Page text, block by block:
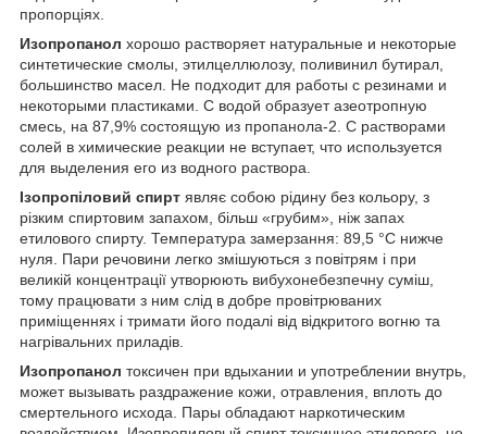
пропорціях.
Изопропанол хорошо растворяет натуральные и некоторые
синтетические смолы, этилцеллюлозу, поливинил бутирал,
большинство масел. Не подходит для работы с резинами и
некоторыми пластиками. С водой образует азеотропную
смесь, на 87,9% состоящую из пропанола-2. С растворами
солей в химические реакции не вступает, что используется
для выделения его из водного раствора.
Ізопропіловий спирт являє собою рідину без кольору, з
різким спиртовим запахом, більш «грубим», ніж запах
етилового спирту. Температура замерзання: 89,5 °С нижче
нуля. Пари речовини легко змішуються з повітрям і при
великій концентрації утворюють вибухонебезпечну суміш,
тому працювати з ним слід в добре провітрюваних
приміщеннях і тримати його подалі від відкритого вогню та
нагрівальних приладів.
Изопропанол токсичен при вдыхании и употреблении внутрь,
может вызывать раздражение кожи, отравления, вплоть до
смертельного исхода. Пары обладают наркотическим